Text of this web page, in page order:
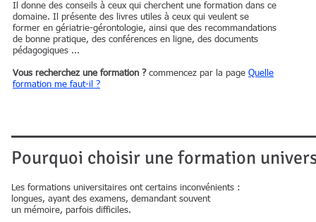
Il donne des conseils à ceux qui cherchent une formation dans ce
domaine. Il présente des livres utiles à ceux qui veulent se
former en gériatrie-gérontologie, ainsi que des recommandations
de bonne pratique, des conférences en ligne, des documents
pédagogiques ...
Vous recherchez une formation ?commencez par la page Quelle
formation me faut-il ?
Pourquoi choisir une formation
Les formations universitaires ont certains inconvénients :
longues, ayant des examens, demandant souvent
un mémoire, parfois difficiles.